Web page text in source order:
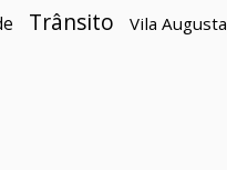
Trânsito Vila Augusta